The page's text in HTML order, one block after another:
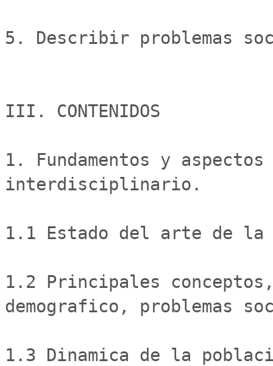
5. Describir problemas
III. CONTENIDOS
1. Fundamentos y
interdisciplinario.
1.1 Estado del arte de la
1.2 Principales
demografico, problemas
1.3 Dinamica de la